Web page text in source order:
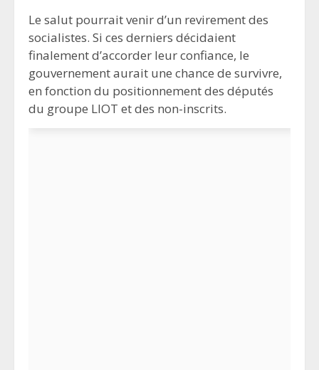
Le salut pourrait venir d’un revirement des
socialistes. Si ces derniers décidaient
finalement d’accorder leur confiance, le
gouvernement aurait une chance de survivre,
en fonction du positionnement des députés
du groupe LIOT et des non-inscrits.